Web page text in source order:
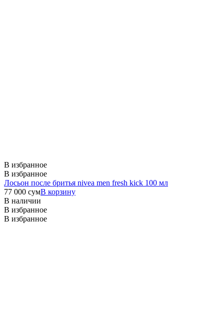
В избранное
В избранное
Лосьон после бритья nivea men fresh kick 100 мл
77 000 сумВ корзину
В наличии
В избранное
В избранное